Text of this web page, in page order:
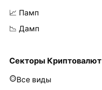
📈 Памп
📉 Дамп
Секторы Криптовалют
Все виды